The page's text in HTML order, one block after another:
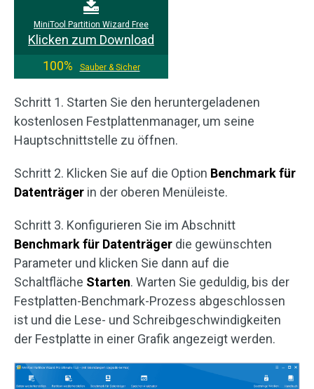
MiniTool Partition Wizard Free
Klicken zum Download
100%
Sauber & Sicher
Schritt 1. Starten Sie den heruntergeladenen
kostenlosen Festplattenmanager, um seine
Hauptschnittstelle zu öffnen.
Schritt 2. Klicken Sie auf die Option Benchmark für
Datenträger in der oberen Menüleiste.
Schritt 3. Konfigurieren Sie im Abschnitt
Benchmark für Datenträger die gewünschten
Parameter und klicken Sie dann auf die
Schaltfläche Starten. Warten Sie geduldig, bis der
Festplatten-Benchmark-Prozess abgeschlossen
ist und die Lese- und Schreibgeschwindigkeiten
der Festplatte in einer Grafik angezeigt werden.